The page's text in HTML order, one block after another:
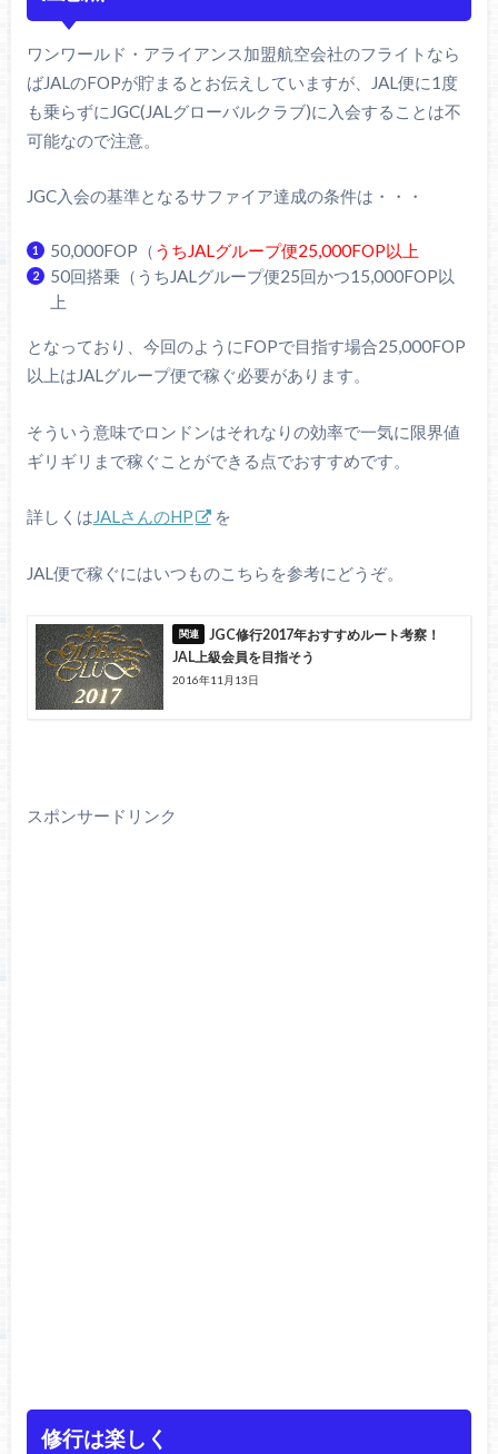
ワンワールド・アライアンス加盟航空会社のフライトなら
ばJALのFOPが貯まるとお伝えしていますが、JAL便に1度
も乗らずにJGC(JALグローバルクラブ)に入会することは不
可能なので注意。
JGC入会の基準となるサファイア達成の条件は・・・
50,000FOP（ うちJALグループ便25,000FOP以上
50回搭乗（うちJALグループ便25回かつ15,000FOP以
上
となっており、今回のようにFOPで目指す場合25,000FOP
以上はJALグループ便で稼ぐ必要があります。
そういう意味でロンドンはそれなりの効率で一気に限界値
ギリギリまで稼ぐことができる点でおすすめです。
詳しくはJALさんのHP を
JAL便で稼ぐにはいつものこちらを参考にどうぞ。
JGC修行2017年おすすめルート考察！
JAL上級会員を目指そう
2016年11月13日
スポンサードリンク
修行は楽しく